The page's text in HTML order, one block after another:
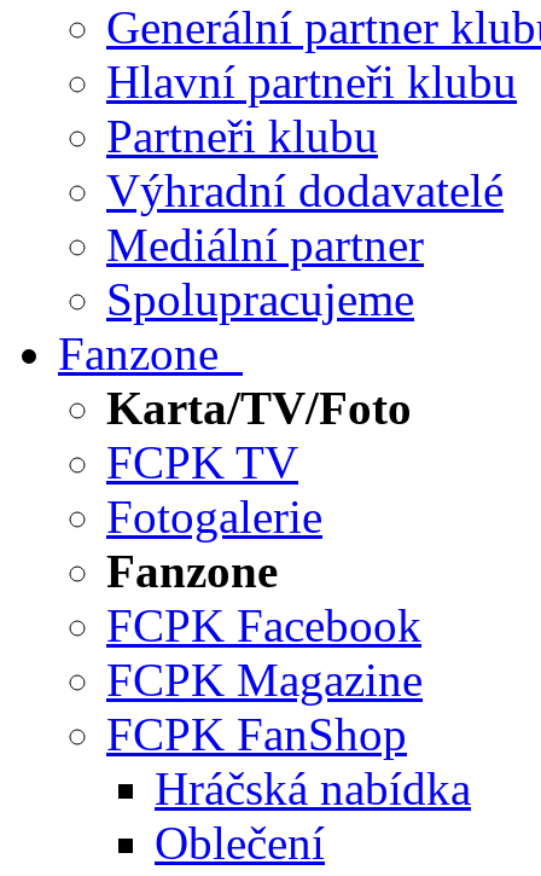
Generální partner
Hlavní partneři klubu
Partneři klubu
Výhradní dodavatelé
Mediální partner
Spolupracujeme
Fanzone
Karta/TV/Foto
FCPK TV
Fotogalerie
Fanzone
FCPK Facebook
FCPK Magazine
FCPK FanShop
Hráčská nabídka
Oblečení